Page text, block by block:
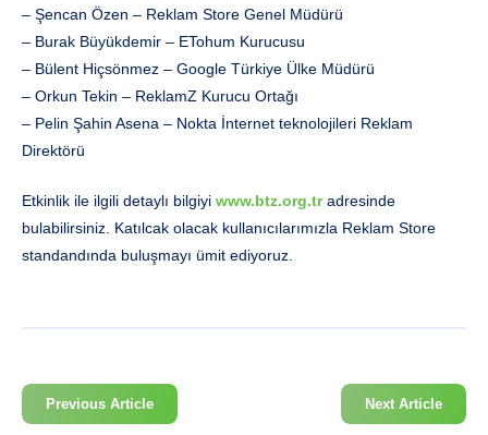
– Şencan Özen – Reklam Store Genel Müdürü
– Burak Büyükdemir – ETohum Kurucusu
– Bülent Hiçsönmez – Google Türkiye Ülke Müdürü
– Orkun Tekin – ReklamZ Kurucu Ortağı
– Pelin Şahin Asena – Nokta İnternet teknolojileri Reklam
Direktörü
Etkinlik ile ilgili detaylı bilgiyi www.btz.org.tradresinde
bulabilirsiniz. Katılcak olacak kullanıcılarımızla Reklam Store
standandında buluşmayı ümit ediyoruz.
Previous Article Next Article